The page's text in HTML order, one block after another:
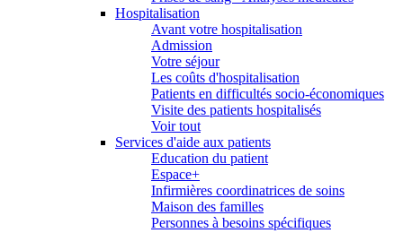
Hospitalisation
Avant votre hospitalisation
Admission
Votre séjour
Les coûts d'hospitalisation
Patients en difficultés socio-économiques
Visite des patients hospitalisés
Voir tout
Services d'aide aux patients
Education du patient
Espace+
Infirmières coordinatrices de soins
Maison des familles
Personnes à besoins spécifiques